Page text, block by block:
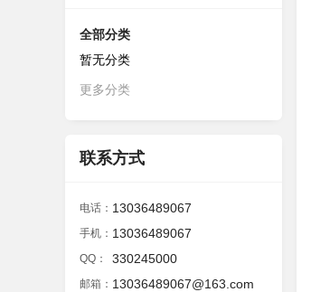
全部分类
暂无分类
更多分类
联系方式
电话： 13036489067
手机： 13036489067
QQ： 330245000
邮箱： 13036489067@163.com